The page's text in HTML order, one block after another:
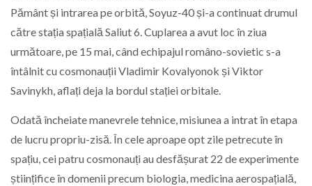
Pământ și intrarea pe orbită, Soyuz-40 și-a continuat drumul
către stația spațială Saliut 6. Cuplarea a avut loc în ziua
următoare, pe 15 mai, când echipajul româno-sovietic s-a
întâlnit cu cosmonauții Vladimir Kovalyonok și Viktor
Savinykh, aflați deja la bordul stației orbitale.
Odată încheiate manevrele tehnice, misiunea a intrat în etapa
de lucru propriu-zisă. În cele aproape opt zile petrecute în
spațiu, cei patru cosmonauți au desfășurat 22 de experimente
științifice în domenii precum biologia, medicina aerospațială,